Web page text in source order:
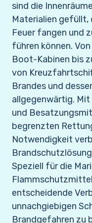
sind die
Materialien gefüllt,
Feuer fangen und
führen können.
Boot-Kabinen bis
von
Brandes und
allgegenwärtig. Mit
und
begrenzten
Notwendigkeit
Speziell für die
entscheidende
unnachgiebigen
Brandgefahren zu